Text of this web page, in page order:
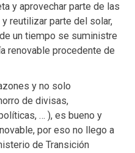
y aprovechar parte de las
reutilizar parte del solar,
un tiempo se suministre
renovable procedente de
y no solo
de divisas,
… ), es bueno y
por eso no llego a
de Transición